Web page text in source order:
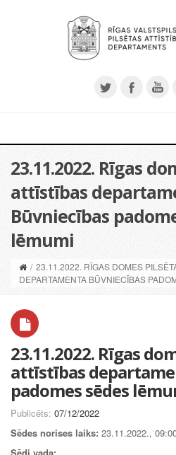
23.11.2022. Rīgas
attīstības
Būvniecības
lēmumi
/ 23.11.2022. RĪGAS DOMES
DEPARTAMENTA BŪVNIECĪBAS
23.11.2022. Rīgas
attīstības
padomes sēdes
Publicēts: 07/12/2022
Sēdes norises laiks: 23.11.2022.,